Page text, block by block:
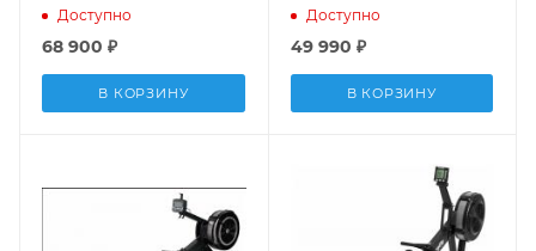
Доступно
68 900 ₽
В КОРЗИНУ
Доступно
49 990 ₽
В КОРЗИНУ